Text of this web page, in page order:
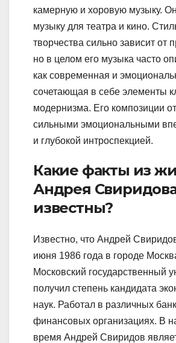
камерную и хоровую музыку.
музыку для театра и кино.
творчества сильно зависит от
но в целом его музыка часто
как современная и
сочетающая в себе элементы
модернизма. Его композиции
сильными эмоциональными
и глубокой интроспекцией.
Какие факты из
Андрея
известны?
Известно, что Андрей
июня 1986 года в городе
Московский государственный
получил степень кандидата
наук. Работал в различных
финансовых организациях. В
время Андрей Свиридов